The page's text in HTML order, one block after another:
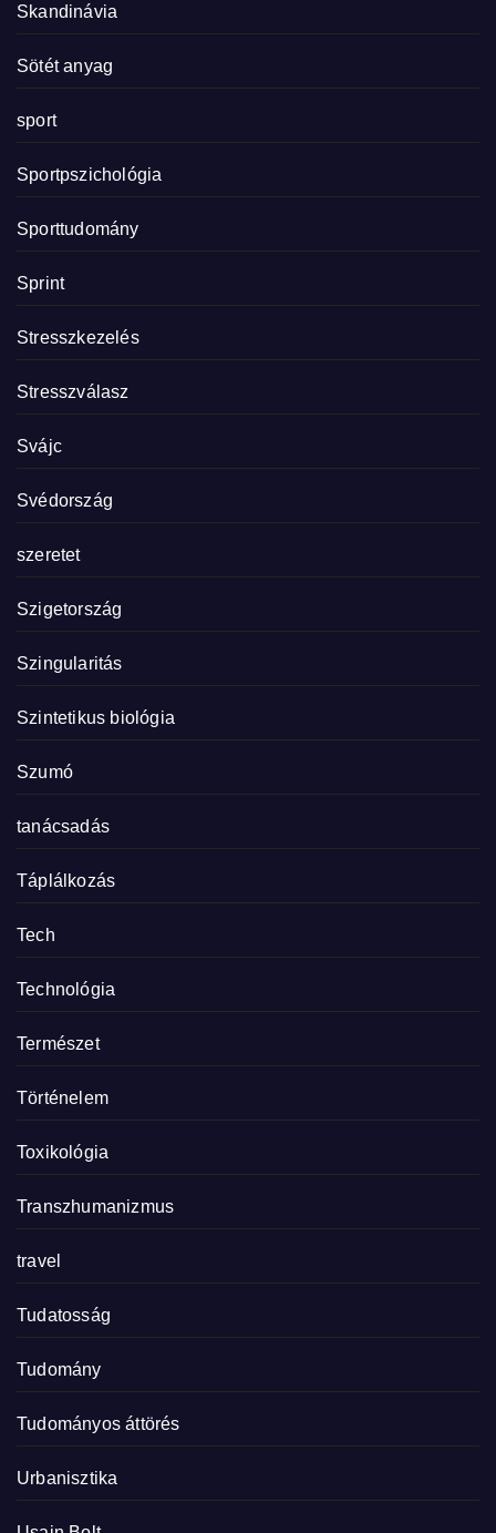
Skandinávia
Sötét anyag
sport
Sportpszichológia
Sporttudomány
Sprint
Stresszkezelés
Stresszválasz
Svájc
Svédország
szeretet
Szigetország
Szingularitás
Szintetikus biológia
Szumó
tanácsadás
Táplálkozás
Tech
Technológia
Természet
Történelem
Toxikológia
Transzhumanizmus
travel
Tudatosság
Tudomány
Tudományos áttörés
Urbanisztika